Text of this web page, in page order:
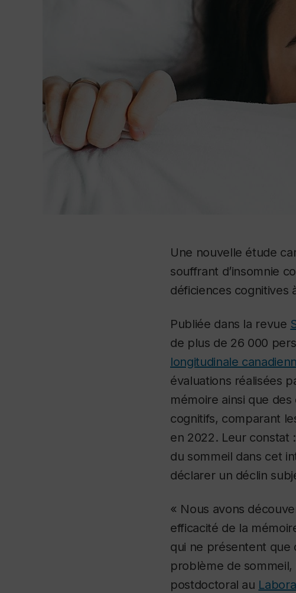
Une nouvelle étude
souffrant d’insomnie
déficiences cognitives
Publiée dans la revue
de plus de 26 000
longitudinale
évaluations réalisées
mémoire ainsi que
cognitifs, comparant
en 2022. Leur constat
du sommeil dans cet
déclarer un déclin
« Nous avons
efficacité de la
qui ne présentent que
problème de sommeil,
postdoctoral au